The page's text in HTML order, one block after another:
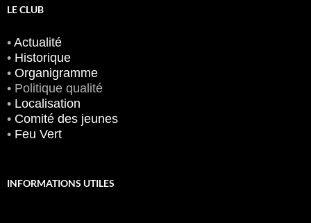
LE CLUB
• Actualité
• Historique
• Organigramme
• Politique qualité
• Localisation
• Comité des jeunes
• Feu Vert
INFORMATIONS UTILES